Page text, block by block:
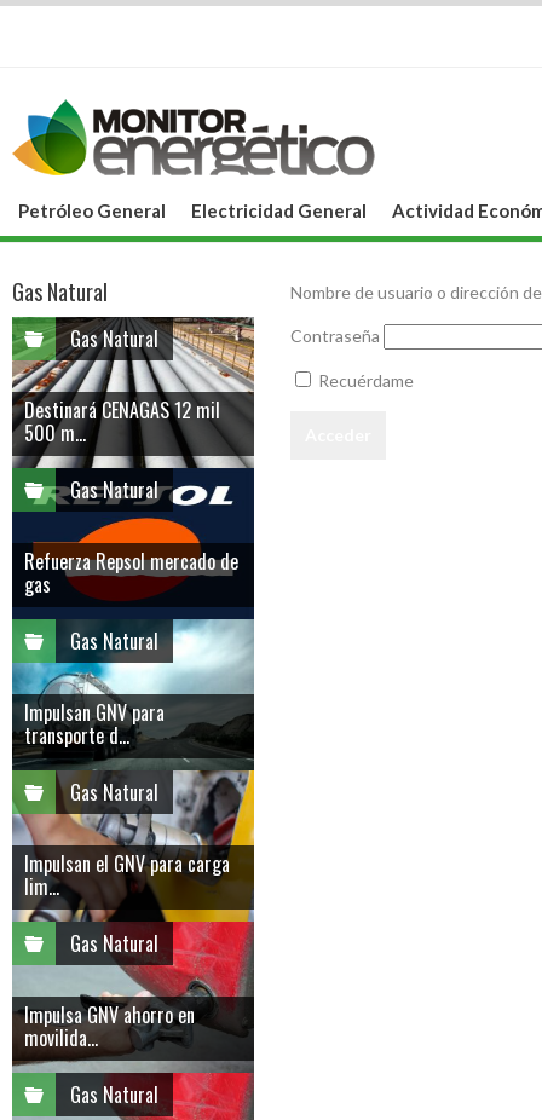
Petróleo General Electricidad General Actividad
Nombre de usuario o dirección
Contraseña
Recuérdame
Gas Natural
Gas Natural
Destinará CENAGAS 12 mil
500 m...
Gas Natural
Refuerza Repsol mercado de
gas
Gas Natural
Impulsan GNV para
transporte d...
Gas Natural
Impulsan el GNV para carga
lim...
Gas Natural
Impulsa GNV ahorro en
movilida...
Gas Natural